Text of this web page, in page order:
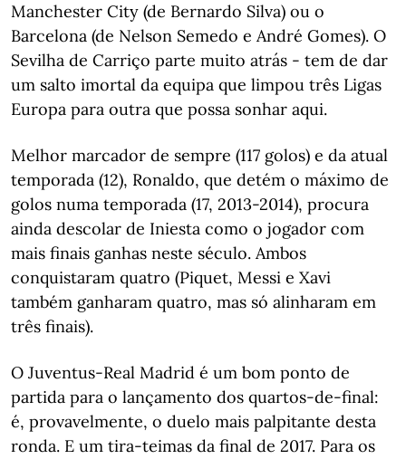
Manchester City (de Bernardo Silva) ou o
Barcelona (de Nelson Semedo e André Gomes). O
Sevilha de Carriço parte muito atrás - tem de dar
um salto imortal da equipa que limpou três Ligas
Europa para outra que possa sonhar aqui.
Melhor marcador de sempre (117 golos) e da atual
temporada (12), Ronaldo, que detém o máximo de
golos numa temporada (17, 2013-2014), procura
ainda descolar de Iniesta como o jogador com
mais finais ganhas neste século. Ambos
conquistaram quatro (Piquet, Messi e Xavi
também ganharam quatro, mas só alinharam em
três finais).
O Juventus-Real Madrid é um bom ponto de
partida para o lançamento dos quartos-de-final:
é, provavelmente, o duelo mais palpitante desta
ronda. E um tira-teimas da final de 2017. Para os